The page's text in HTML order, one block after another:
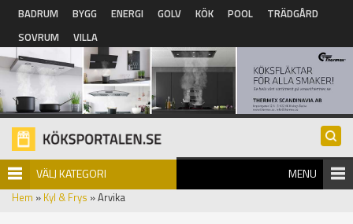
Hoppa till huvudinnehåll
BADRUM BYGG ENERGI GOLV KÖK POOL
TRÄDGÅRD
SOVRUM
VILLA
VÄLJ KATEGORI MENU
Hem » Kyl & Frys » Arvika